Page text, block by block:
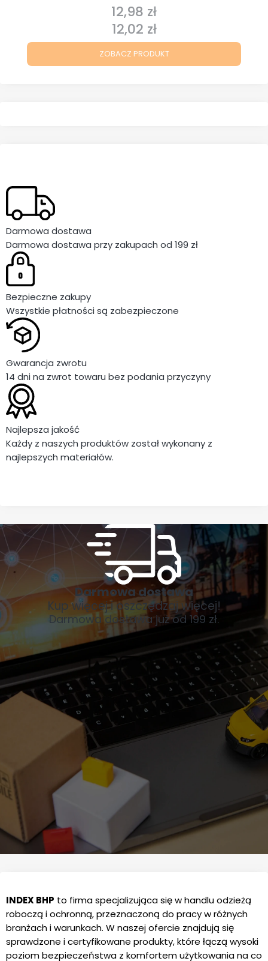
Cena
12,98 zł
Cena
12,02 zł
ZOBACZ PRODUKT
Darmowa dostawa
Darmowa dostawa przy zakupach od 199 zł
Bezpieczne zakupy
Wszystkie płatności są zabezpieczone
Gwarancja zwrotu
14 dni na zwrot towaru bez podania przyczyny
Najlepsza jakość
Każdy z naszych produktów został wykonany z
najlepszych materiałów.
Darmowa dostawa
Kup więcej i oszczędzaj więcej!
Darmowa dostawa już od 199 zł.
INDEX BHP to firma specjalizująca się w handlu odzieżą
roboczą i ochronną, przeznaczoną do pracy w różnych
branżach i warunkach. W naszej ofercie znajdują się
sprawdzone i certyfikowane produkty, które łączą wysoki
poziom bezpieczeństwa z komfortem użytkowania na co